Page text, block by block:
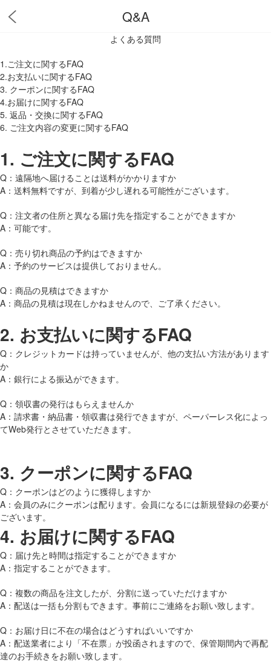
Q&A
よくある質問
1.ご注文に関するFAQ
2.お支払いに関するFAQ
3. クーポンに関するFAQ
4.お届けに関するFAQ
5. 返品・交換に関するFAQ
6. ご注文内容の変更に関するFAQ
1. ご注文に関するFAQ
Q：遠隔地へ届けることは送料がかかりますか
A：送料無料ですが、到着が少し遅れる可能性がございます。
Q：注文者の住所と異なる届け先を指定することができますか
A：可能です。
Q：売り切れ商品の予約はできますか
A：予約のサービスは提供しておりません。
Q：商品の見積はできますか
A：商品の見積は現在しかねませんので、ご了承ください。
2. お支払いに関するFAQ
Q：クレジットカードは持っていませんが、他の支払い方法があります
か
A：銀行による振込ができます。
Q：領収書の発行はもらえませんか
A：請求書・納品書・領収書は発行できますが、ペーパーレス化によっ
てWeb発行とさせていただきます。
3. クーポンに関するFAQ
Q：クーポンはどのように獲得しますか
A：会員のみにクーポンは配ります。会員になるには新規登録の必要が
ございます。
4. お届けに関するFAQ
Q：届け先と時間は指定することができますか
A：指定することができます。
Q：複数の商品を注文したが、分割に送っていただけますか
A：配送は一括も分割もできます。事前にご連絡をお願い致します。
Q：お届け日に不在の場合はどうすればいいですか
A：配送業者により「不在票」が投函されますので、保管期間内で再配
達のお手続きをお願い致します。